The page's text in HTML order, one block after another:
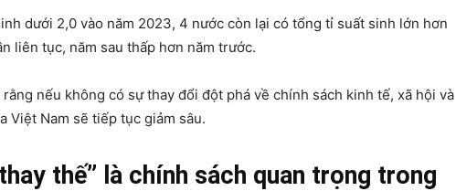
dưới 2,0 vào năm 2023, 4 nước còn lại có tổng tỉ suất sinh lớn hơn
liên tục, năm sau thấp hơn năm trước.
nếu không có sự thay đổi đột phá về chính sách kinh tế, xã hội và
Việt Nam sẽ tiếp tục giảm sâu.
thế” là chính sách quan trọng trong